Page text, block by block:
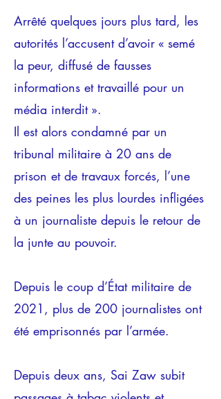
Arrêté quelques jours plus tard, les
autorités l’accusent d’avoir « semé
la peur, diffusé de fausses
informations et travaillé pour un
média interdit ».
Il est alors condamné par un
tribunal militaire à 20 ans de
prison et de travaux forcés, l’une
des peines les plus lourdes infligées
à un journaliste depuis le retour de
la junte au pouvoir.
Depuis le coup d’État militaire de
2021, plus de 200 journalistes ont
été emprisonnés par l’armée.
Depuis deux ans, Sai Zaw subit